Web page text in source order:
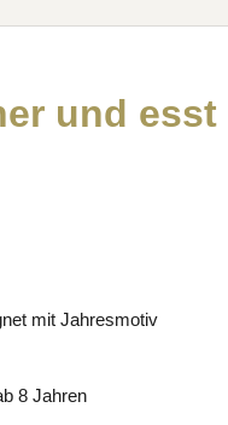
und esst
mit Jahresmotiv
8 Jahren